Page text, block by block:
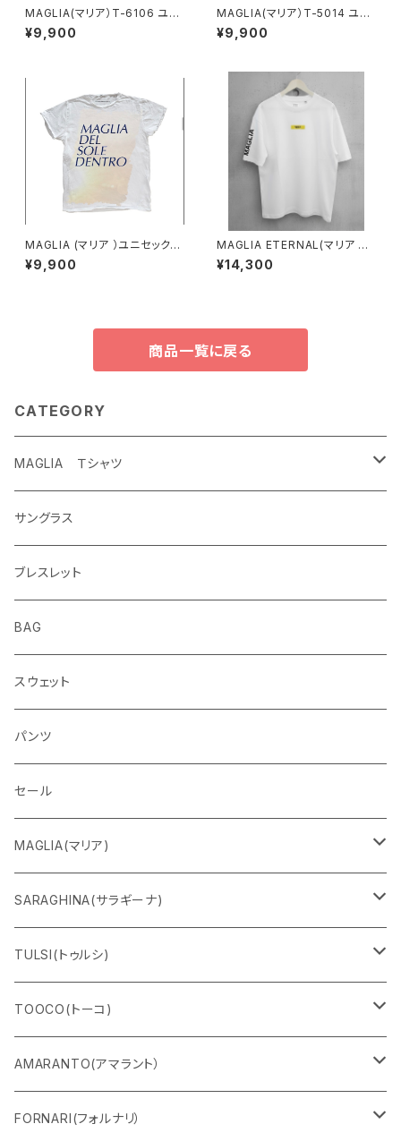
MAGLIA(マリア）T-6106 ユニ
セックスＴシャツ
¥9,900
MAGLIA(マリア）T-5014 ユニ
セックスWプリントＴシャツ NAP
OLI ナポリブルー
¥9,900
MAGLIA (マリア ）ユニセックス
Ｔシャツ Ｔ-7001
¥9,900
MAGLIA ETERNAL(マリア エ
ターナル）ユニセックスＴシャツE
T.T1000W White
¥14,300
商品一覧に戻る
CATEGORY
MAGLIA Ｔシャツ
ETERNAL
サングラス
ブレスレット
BAG
スウェット
パンツ
セール
MAGLIA(マリア)
Ｔシャツ
スウェット
ロングＴシャツ
パンツ
フーディー
SARAGHINA(サラギーナ)
サングラス
メガネフレーム
マスク
TULSI(トゥルシ)
ブレスレット
リング
ベルト
TOOCO(トーコ)
シャルパベスト
水着
AMARANTO(アマラント）
セーター
FORNARI(フォルナリ）